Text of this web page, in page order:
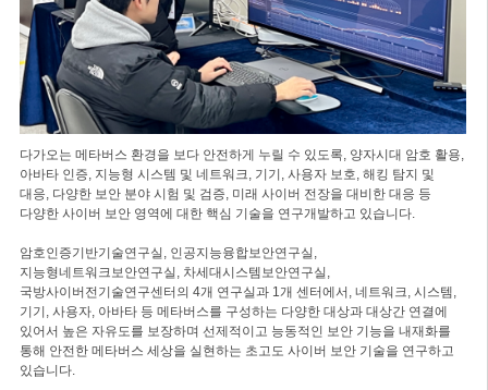
다가오는 메타버스 환경을 보다 안전하게 누릴 수 있도록, 양자시대 암호 활용,
아바타 인증, 지능형 시스템 및 네트워크, 기기, 사용자 보호, 해킹 탐지 및
대응, 다양한 보안 분야 시험 및 검증, 미래 사이버 전장을 대비한 대응 등
다양한 사이버 보안 영역에 대한 핵심 기술을 연구개발하고 있습니다.
암호인증기반기술연구실, 인공지능융합보안연구실,
지능형네트워크보안연구실, 차세대시스템보안연구실,
국방사이버전기술연구센터의 4개 연구실과 1개 센터에서, 네트워크, 시스템,
기기, 사용자, 아바타 등 메타버스를 구성하는 다양한 대상과 대상간 연결에
있어서 높은 자유도를 보장하며 선제적이고 능동적인 보안 기능을 내재화를
통해 안전한 메타버스 세상을 실현하는 초고도 사이버 보안 기술을 연구하고
있습니다.